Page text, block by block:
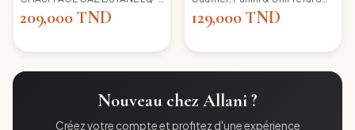
209,000 TND 129,000 TND
Nouveau chez Allani ?
Créez votre compte et profitez d'une expérience